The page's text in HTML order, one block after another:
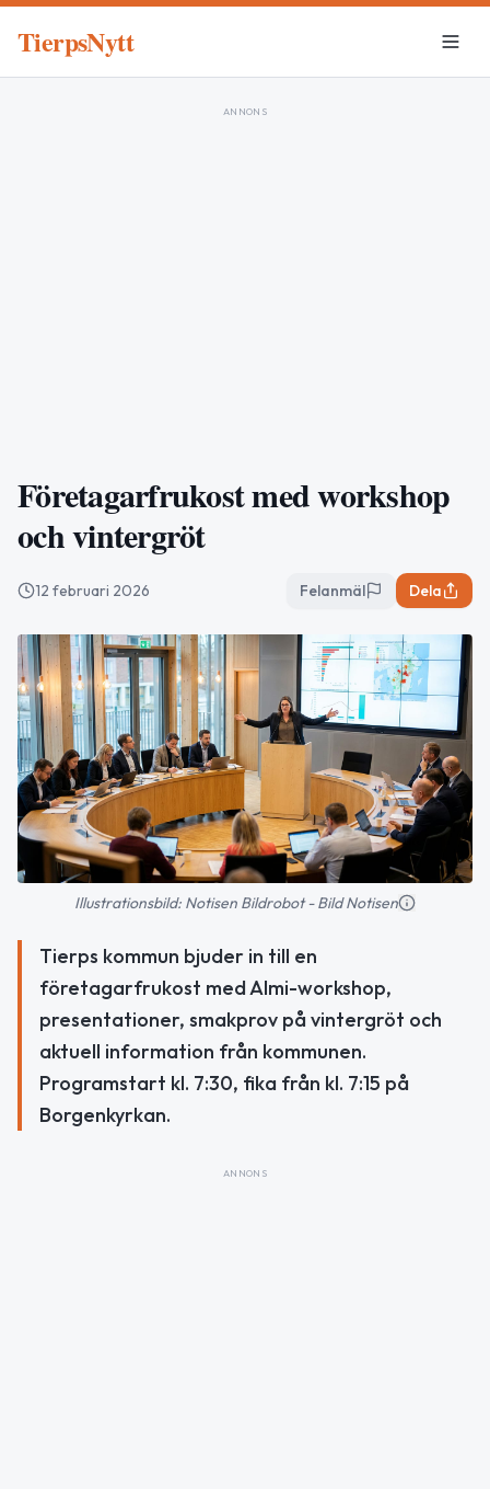
TierpsNytt
ANNONS
Företagarfrukost med workshop
och vintergröt
12 februari 2026 Felanmäl Dela
Illustrationsbild: Notisen Bildrobot - Bild Notisen
Tierps kommun bjuder in till en
företagarfrukost med Almi-workshop,
presentationer, smakprov på vintergröt och
aktuell information från kommunen.
Programstart kl. 7:30, fika från kl. 7:15 på
Borgenkyrkan.
ANNONS